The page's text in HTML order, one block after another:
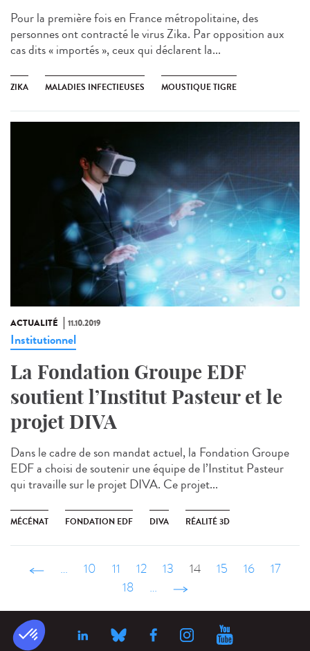
Pour la première fois en France métropolitaine, des
personnes ont contracté le virus Zika. Par opposition aux
cas dits « importés », ceux qui déclarent la...
ZIKA MALADIES INFECTIEUSES MOUSTIQUE TIGRE
ACTUALITÉ 11.10.2019
Institutionnel
La Fondation Groupe EDF
soutient l’Institut Pasteur et le
projet DIVA
Dans le cadre de son mandat actuel, la Fondation Groupe
EDF a choisi de soutenir une équipe de l’Institut Pasteur
qui travaille sur le projet DIVA. Ce projet...
MÉCÉNAT FONDATION EDF DIVA RÉALITÉ 3D
‹ précédent
… 10 11 12 13 14 15 16
17
18
… suivant ›